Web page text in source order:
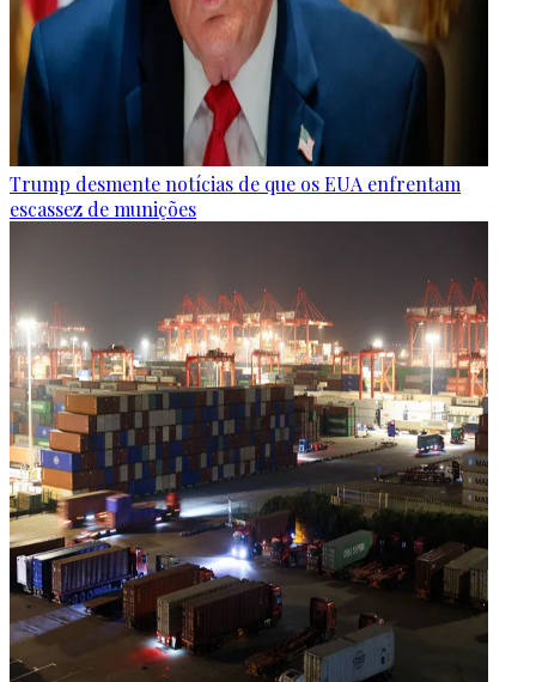
Trump desmente notícias de que os EUA enfrentam
escassez de munições